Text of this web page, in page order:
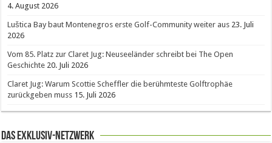
4. August 2026
Luštica Bay baut Montenegros erste Golf-Community weiter aus 23. Juli
2026
Vom 85. Platz zur Claret Jug: Neuseeländer schreibt bei The Open
Geschichte 20. Juli 2026
Claret Jug: Warum Scottie Scheffler die berühmteste Golftrophäe
zurückgeben muss 15. Juli 2026
Das Exklusiv-Netzwerk